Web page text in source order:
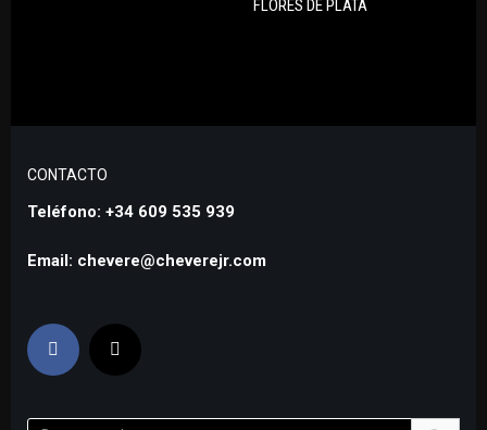
FLORES DE PLATA
CONTACTO
Teléfono: +34 609 535 939
Email: chevere@cheverejr.com